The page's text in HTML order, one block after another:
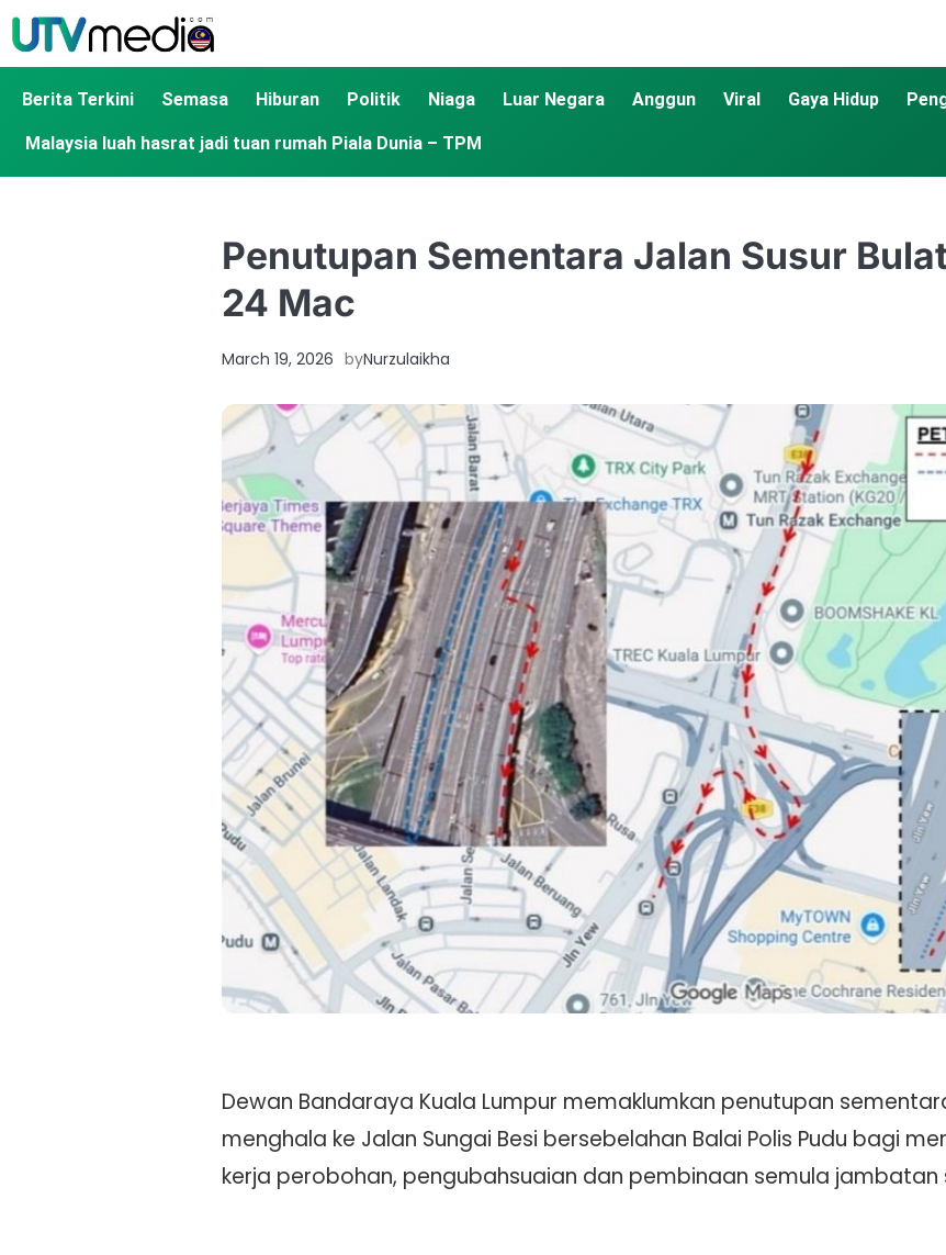
Berita Terkini Semasa Hiburan Politik Niaga Luar Negara Anggun Viral Gaya Hidup
Malaysia luah hasrat jadi tuan rumah Piala Dunia – TPM
Penutupan Sementara Jalan Susur
24 Mac
March 19, 2026 byNurzulaikha
Dewan Bandaraya Kuala Lumpur memaklumkan penutupan
menghala ke Jalan Sungai Besi bersebelahan Balai Polis Pudu bagi
kerja perobohan, pengubahsuaian dan pembinaan semula jambatan